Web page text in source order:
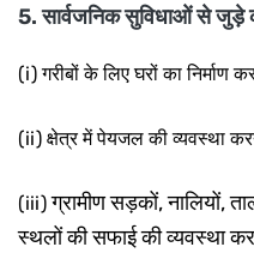
5. सार्वजनिक सुविधाओं से जुड़े
(i) गरीबों के लिए घरों का निर्माण
(ii) क्षेत्र में पेयजल की व्यवस्था
(iii)ग्रामीण सड़कों, नालियों,
स्थलों की सफाई कीव्यवस्था